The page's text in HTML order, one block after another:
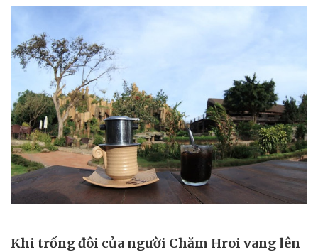
Khi trống đôi của người Chăm Hroi vang lên